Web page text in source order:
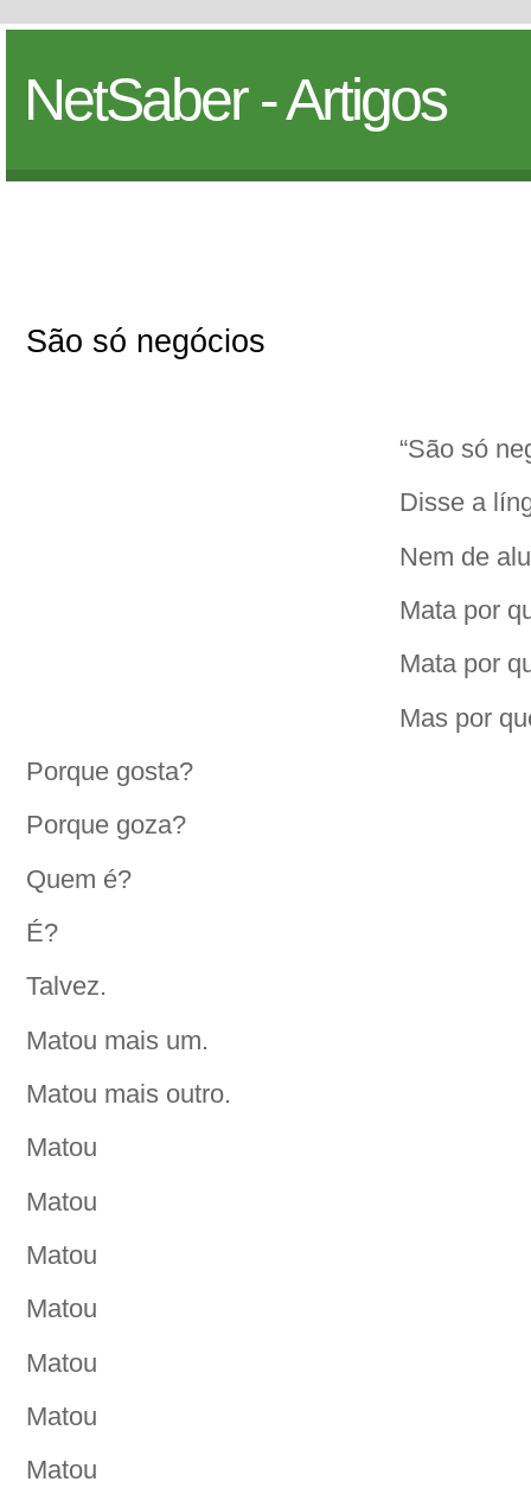
NetSaber - Artigos
São só negócios
“São só
Disse a
Nem de
Mata por
Mata por
Mas por
Porque gosta?
Porque goza?
Quem é?
É?
Talvez.
Matou mais um.
Matou mais outro.
Matou
Matou
Matou
Matou
Matou
Matou
Matou